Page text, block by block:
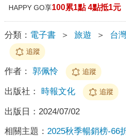
HAPPY GO享100累1點 4點抵1元
分類： 電子書 ＞ 旅遊 ＞ 台
追蹤
作者： 郭佩怜 追蹤
出版社： 時報文化 追蹤
出版日： 2024/07/02
相關主題： 2025秋季暢銷榜-66